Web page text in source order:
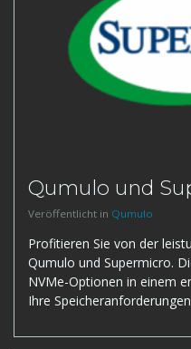
Qumulo und
Veröffentlicht in Qumulo
Profitieren Sie von der
Qumulo und Supermicro.
NVMe-Optionen in einem
Ihre